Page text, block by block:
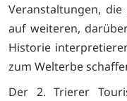
Veranstaltungen,
auf weiteren,
Historie
zum Welterbe
Der 2. Trierer